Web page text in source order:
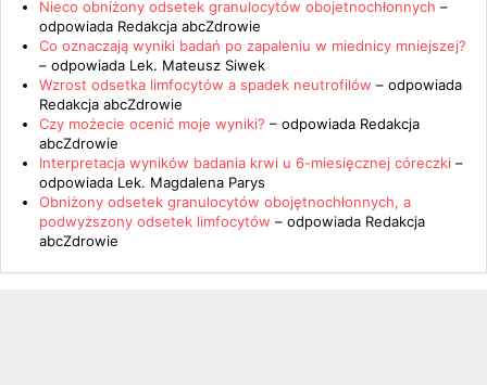
Nieco obniżony odsetek granulocytów obojetnochłonnych –
odpowiada Redakcja abcZdrowie
Co oznaczają wyniki badań po zapaleniu w miednicy mniejszej?
– odpowiada Lek. Mateusz Siwek
Wzrost odsetka limfocytów a spadek neutrofilów – odpowiada
Redakcja abcZdrowie
Czy możecie ocenić moje wyniki? – odpowiada Redakcja
abcZdrowie
Interpretacja wyników badania krwi u 6-miesięcznej córeczki –
odpowiada Lek. Magdalena Parys
Obniżony odsetek granulocytów obojętnochłonnych, a
podwyższony odsetek limfocytów – odpowiada Redakcja
abcZdrowie